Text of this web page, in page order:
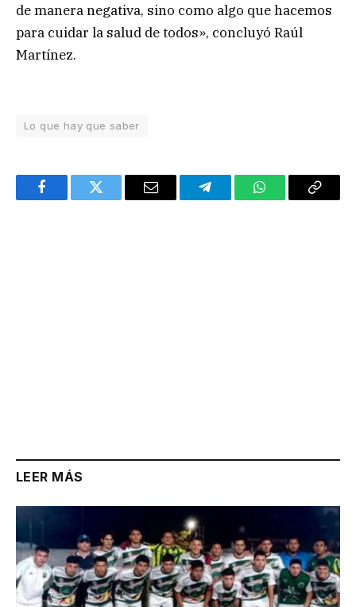
de manera negativa, sino como algo que hacemos
para cuidar la salud de todos», concluyó Raúl
Martínez.
Lo que hay que saber
FacebookTwitter Email TelegramWhatsAppCopy
LEER MÁS